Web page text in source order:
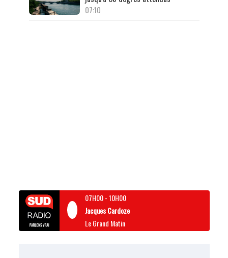
07:10
07H00-10H00
Jacques Cardoze
Le Grand Matin